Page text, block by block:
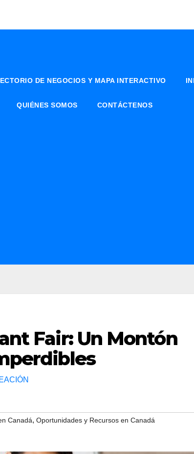
DE NEGOCIOS Y MAPA INTERACTIVO
QUIÉNES SOMOS CONTÁCTENOS
Fair: Un Montón
Canadá, Oportunidades y Recursos en Canadá